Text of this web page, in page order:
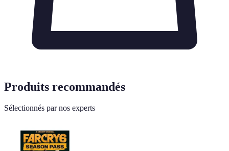
Produits recommandés
Sélectionnés par nos experts